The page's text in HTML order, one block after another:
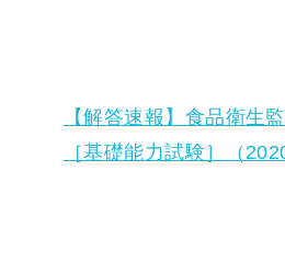
【解答速報】食品衛生
［基礎能力試験］（